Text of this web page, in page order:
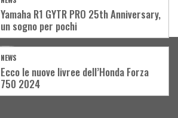
Yamaha R1 GYTR PRO 25th Anniversary,
un sogno per pochi
NEWS
Ecco le nuove Iivree dell’Honda Forza
750 2024